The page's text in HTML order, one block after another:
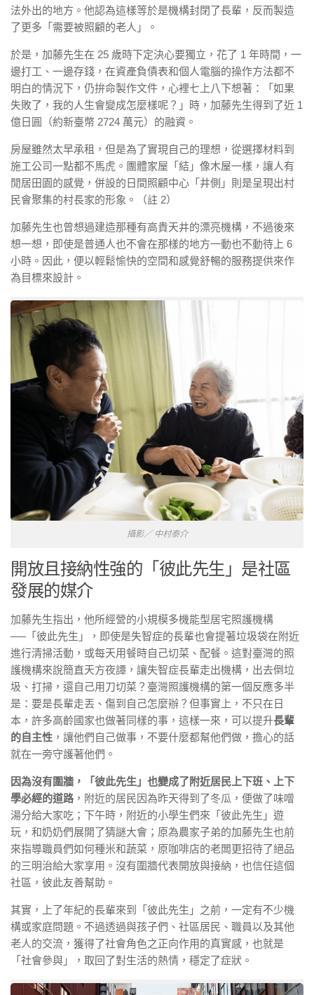
法外出的地方。他認為這樣等於是機構封閉了長輩，反而製造
了更多「需要被照顧的老人」。
於是，加藤先生在 25 歲時下定決心要獨立，花了 1 年時間，一
邊打工、一邊存錢，在資產負債表和個人電腦的操作方法都不
明白的情況下，仍拚命製作文件，心裡七上八下想著：「如果
失敗了，我的人生會變成怎麼樣呢？」時，加藤先生得到了近 1
億日圓（約新臺幣 2724 萬元）的融資。
房屋雖然太早承租，但是為了實現自己的理想，從選擇材料到
施工公司一點都不馬虎。團體家屋「結」像木屋一樣，讓人有
閒居田園的感覺，併設的日間照顧中心「井側」則是呈現出村
民會聚集的村長家的形象。（註 2）
加藤先生也曾想過建造那種有高貴天井的漂亮機構，不過後來
想一想，即使是普通人也不會在那樣的地方一動也不動待上 6
小時。因此，便以輕鬆愉快的空間和感覺舒暢的服務提供來作
為目標來設計。
攝影／ 中村泰介
開放且接納性強的「彼此先生」是社區
發展的媒介
加藤先生指出，他所經營的小規模多機能型居宅照護機構
──「彼此先生」，即使是失智症的長輩也會提著垃圾袋在附近
進行清掃活動，或每天用餐時自己切菜、配餐。這對臺灣的照
護機構來說簡直天方夜譚，讓失智症長輩走出機構，出去倒垃
圾、打掃，還自己用刀切菜？臺灣照護機構的第一個反應多半
是：要是長輩走丟、傷到自己怎麼辦？但事實上，不只在日
本，許多高齡國家也做著同樣的事，這樣一來，可以提升長輩
的自主性 ，讓他們自己做事，不要什麼都幫他們做，擔心的話
就在一旁守護著他們。
因為沒有圍牆，「彼此先生」也變成了附近居民上下班、上下
學必經的道路，附近的居民因為昨天得到了冬瓜，便做了味噌
湯分給大家吃；下午時，附近的小學生們來「彼此先生」遊
玩，和奶奶們展開了猜謎大會；原為農家子弟的加藤先生也前
來指導職員們如何種米和蔬菜，原咖啡店的老闆更招待了絕品
的三明治給大家享用。沒有圍牆代表開放與接納，也信任這個
社區，彼此友善幫助。
其實，上了年紀的長輩來到「彼此先生」之前，一定有不少機
構或家庭問題。不過透過與孩子們、社區居民、職員以及其他
老人的交流，獲得了社會角色之正向作用的真實感，也就是
「社會參與」，取回了對生活的熱情，穩定了症狀。